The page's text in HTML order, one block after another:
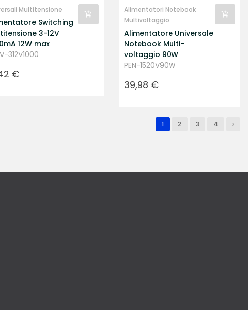
Multitensione
Switching
3-12V
12W max
312V1000
€
Alimentatori Notebook
Multivoltaggio
Alimentatore Universale
Notebook Multi-
voltaggio 90W
PEN-1520V90W
Prezzo
39,98 €
1 2 3 4